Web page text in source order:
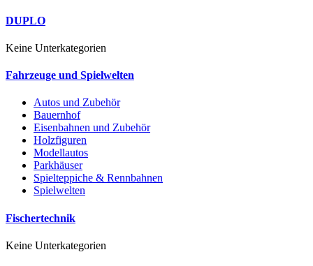
DUPLO
Keine Unterkategorien
Fahrzeuge und Spielwelten
Autos und Zubehör
Bauernhof
Eisenbahnen und Zubehör
Holzfiguren
Modellautos
Parkhäuser
Spielteppiche & Rennbahnen
Spielwelten
Fischertechnik
Keine Unterkategorien